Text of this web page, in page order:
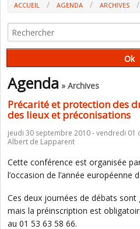
ACCUEIL AGENDA ARCHIVES
Agenda » Archives
Précarité et protection des
des lieux et préconisations
jeudi 30 septembre 2010 - vendredi 01
Albert de Lapparent
Cette conférence est organisée
l’occasion de l’année européenne
Ces deux journées de débats
mais la préinscription est
au 01 53 63 58 66.